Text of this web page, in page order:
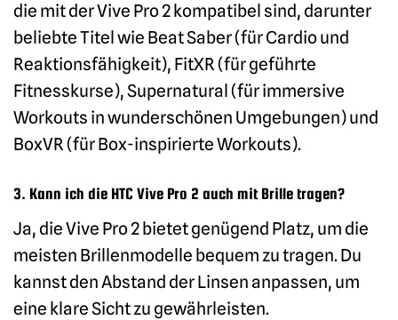
die mit der Vive Pro 2 kompatibel sind, darunter
beliebte Titel wie Beat Saber (für Cardio und
Reaktionsfähigkeit), FitXR (für geführte
Fitnesskurse), Supernatural (für immersive
Workouts in wunderschönen Umgebungen) und
BoxVR (für Box-inspirierte Workouts).
3. Kann ich die HTC Vive Pro 2 auch mit Brille tragen?
Ja, die Vive Pro 2 bietet genügend Platz, um die
meisten Brillenmodelle bequem zu tragen. Du
kannst den Abstand der Linsen anpassen, um
eine klare Sicht zu gewährleisten.